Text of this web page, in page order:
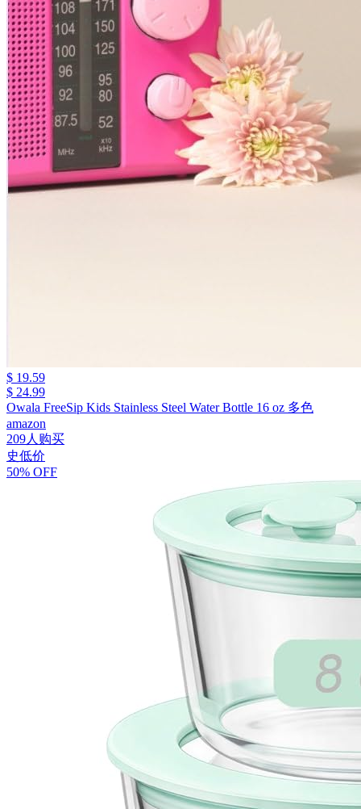
$ 19.59
$ 24.99
Owala FreeSip Kids Stainless Steel Water Bottle 16 oz 多色
amazon
209人购买
史低价
50% OFF